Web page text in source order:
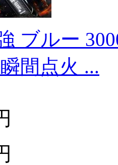
ブルー
間点火 ...